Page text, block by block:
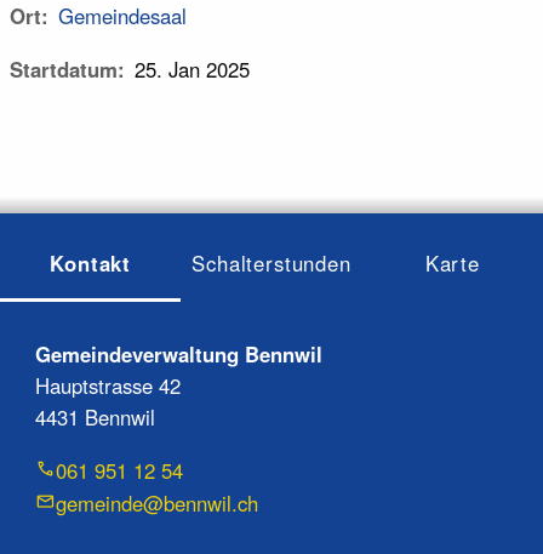
Ort
Gemeindesaal
Startdatum
25. Jan 2025
Kontakt Schalterstunden Karte
Gemeindeverwaltung Bennwil
Hauptstrasse 42
4431 Bennwil
061 951 12 54
gemeinde@bennwil.ch